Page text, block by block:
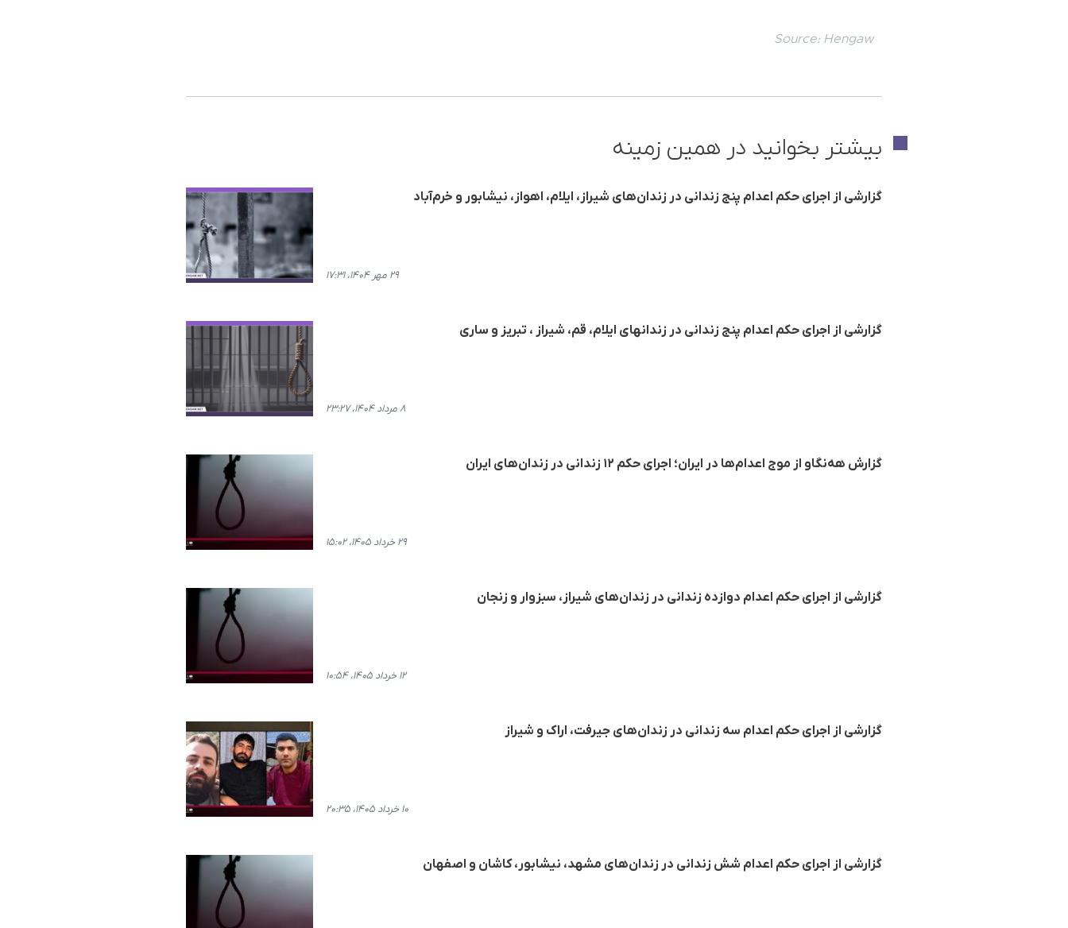
Source: Hengaw
بیشتر بخوانید در همین زمینه
گزارشی از اجرای حکم اعدام پنج زندانی در زندان‌های شیراز، ایلام، اهواز، نیشابور و خرم‌آباد
۲۹ مهر ۱۴۰۴، ۱۷:۳۱
گزارشی از اجرای حکم اعدام پنج زندانی در زندانهای ایلام، قم، شیراز ، تبریز و ساری
۸ مرداد ۱۴۰۴، ۲۳:۲۷
گزارش هه‌نگاو از موج اعدام‌ها در ایران؛ اجرای حکم ۱۲ زندانی در زندان‌های ایران
۲۹ خرداد ۱۴۰۵، ۱۵:۰۲
گزارشی از اجرای حکم اعدام دوازده زندانی در زندان‌های شیراز، سبزوار و زنجان
۱۲ خرداد ۱۴۰۵، ۱۰:۵۴
گزارشی از اجرای حکم اعدام سه زندانی در زندان‌های جیرفت، اراک و شیراز
۱۰ خرداد ۱۴۰۵، ۲۰:۳۵
گزارشی از اجرای حکم اعدام شش زندانی در زندان‌های مشهد، نیشابور، کاشان و اصفهان